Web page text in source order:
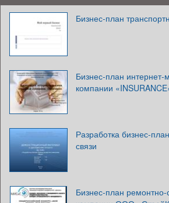
Бизнес-план
Бизнес-план интернет-
компании
Разработка бизнес-
связи
Бизнес-план ремонтно-